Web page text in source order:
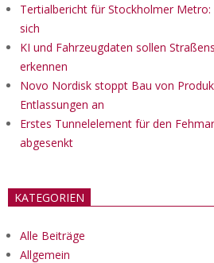
Tertialbericht für Stockholmer
sich
KI und Fahrzeugdaten sollen
erkennen
Novo Nordisk stoppt Bau von
Entlassungen an
Erstes Tunnelelement für den
abgesenkt
KATEGORIEN
Alle Beiträge
Allgemein